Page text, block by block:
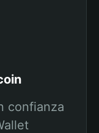
confianza